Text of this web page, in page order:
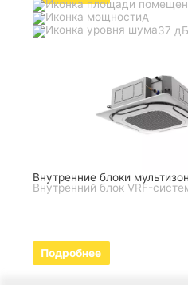
A
37 дБ
Внутренние блоки
Внутренний блок VRF-
Подробнее